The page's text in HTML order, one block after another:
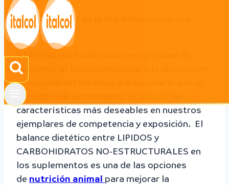
Uso y Ventajas de la Suplementación con
LIPIDOS.
STAMINA, definida como la capacidad de
mantener el trabajo muscular y la disposición
emocional del caballo para ejecutarlo por un
período más prolongado, es una de las
características más deseables en nuestros
ejemplares de competencia y exposición. El
balance dietético entre LIPIDOS y
CARBOHIDRATOS NO-ESTRUCTURALES en
los suplementos es una de las opciones
de nutrición animal para mejorar la